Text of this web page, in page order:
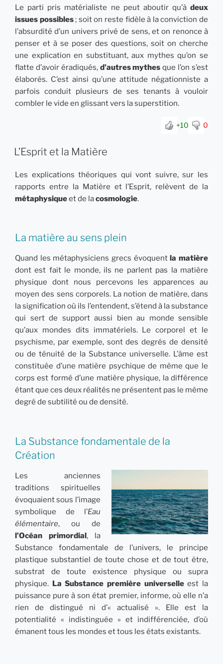
Le parti pris matérialiste ne peut aboutir qu’à deux
issues possibles; soit on reste fidèle à la conviction de
l’absurdité d’un univers privé de sens, et on renonce à
penser et à se poser des questions, soit on cherche
une explication en substituant, aux mythes qu’on se
flatte d’avoir éradiqués,d’autres mythes que l’on s’est
élaborés. C’est ainsi qu’une attitude négationniste a
parfois conduit plusieurs de ses tenants à vouloir
combler le vide en glissant vers la superstition.
+10 0
L’Esprit et la Matière
Les explications théoriques qui vont suivre, sur les
rapports entre la Matière et l’Esprit, relèvent de la
métaphysiqueet de lacosmologie.
La matière au sens plein
Quand les métaphysiciens grecs évoquentla matière
dont est fait le monde, ils ne parlent pas la matière
physique dont nous percevons les apparences au
moyen des sens corporels. La notion de matière, dans
la signification où ils l’entendent, s’étend à la substance
qui sert de support aussi bien au monde sensible
qu’aux mondes dits immatériels. Le corporel et le
psychisme, par exemple, sont des degrés de densité
ou de ténuité de la Substance universelle. L’âme est
constituée d’une matière psychique de même que le
corps est formé d’une matière physique, la différence
étant que ces deux réalités ne présentent pas le même
degré de subtilité ou de densité.
La Substance fondamentale de la
Création
Les anciennes
traditions spirituelles
évoquaient sous l’image
symbolique de l’Eau
élémentaire, ou de
l’Océan primordial, la
Substance fondamentale de l’univers, le principe
plastique substantiel de toute chose et de tout être,
substrat de toute existence physique ou supra
physique. La Substance première universelleest la
puissance pure à son état premier, informe, où elle n’a
rien de distingué ni d’« actualisé ». Elle est la
potentialité « indistinguée » et indifférenciée, d’où
émanent tous les mondes et tous les états existants.